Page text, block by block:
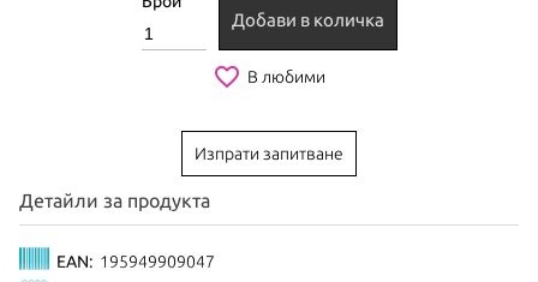
Добави в количка
favorite_border В любими
Изпрати запитване
Детайли за продукта
EAN: 195949909047